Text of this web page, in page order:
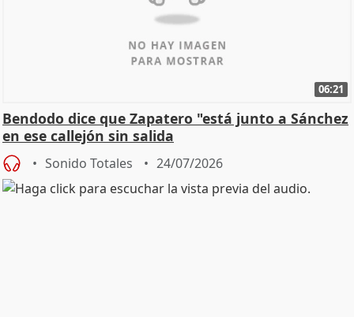
06:21
Bendodo dice que Zapatero "está junto a Sánchez
en ese callejón sin salida
Sonido Totales 24/07/2026